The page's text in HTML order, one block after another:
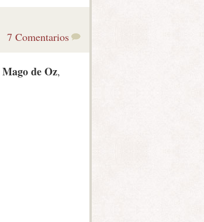
7 Comentarios
Mago de Oz,